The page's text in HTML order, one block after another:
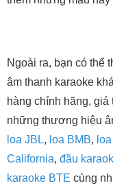
Ngoài ra, bạn có thể
âm thanh karaoke
hàng chính hãng,
những thương hiệu
loa JBL, loa BMB,
California, đầu
karaoke BTE cùng